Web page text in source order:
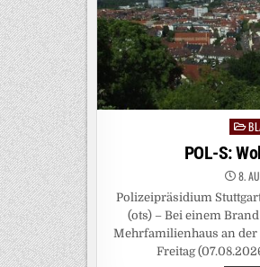
in
POL-S:
8.
Polizeipräsidium
(ots) – Bei einem
Mehrfamilienhaus an der
Freitag